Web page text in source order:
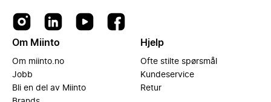
Om Miinto
Om miinto.no
Jobb
Bli en del av Miinto
Hjelp
Ofte stilte spørsmål
Kundeservice
Retur